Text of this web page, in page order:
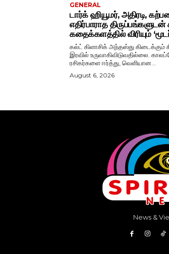
GENERAL
டார்க் ஹியூமர், அதிரடி,
எதிர்பாராத
கதைக்களத்தில் விரியும்
கல்ட் கிளாசிக் அந்தஸ்து கிடைக்கும்
இரவில் உருவாகிவிடுவதில்லை.
ரசிகர்களை ஈர்த்து, வெளியான...
August 6, 2026
News &